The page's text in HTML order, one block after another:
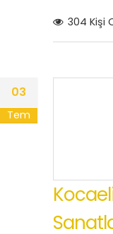
304 Kişi
03
Tem